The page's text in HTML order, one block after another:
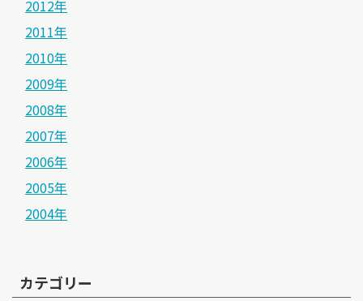
2012年
2011年
2010年
2009年
2008年
2007年
2006年
2005年
2004年
カテゴリー